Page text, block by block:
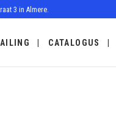
3 in Almere.
CATALOGUS